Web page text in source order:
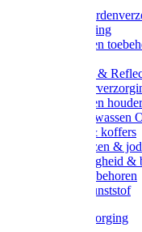
Rapide
Ruiter kleding
Hoofdstellen
Verlichting &
Rapide
Likstenen en
Poetsen & wassen
Poetssets & koffers
Ruiter laarzen &
Ruiter veiligheid &
Ruiter - toebehoren
Voerbak kunststof
Klauwverzorging